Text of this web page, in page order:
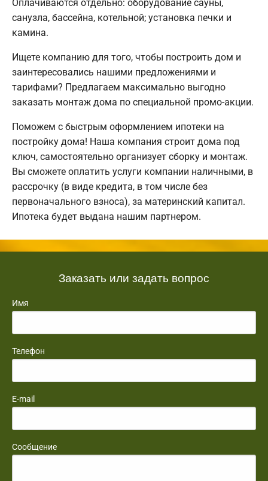
Оплачиваются отдельно: оборудование сауны,
санузла, бассейна, котельной; установка печки и
камина.
Ищете компанию для того, чтобы построить дом и
заинтересовались нашими предложениями и
тарифами? Предлагаем максимально выгодно
заказать монтаж дома по специальной промо-акции.
Поможем с быстрым оформлением ипотеки на
постройку дома! Наша компания строит дома под
ключ, самостоятельно организует сборку и монтаж.
Вы сможете оплатить услуги компании наличными, в
рассрочку (в виде кредита, в том числе без
первоначального взноса), за материнский капитал.
Ипотека будет выдана нашим партнером.
Заказать или задать вопрос
Имя
Телефон
E-mail
Сообщение